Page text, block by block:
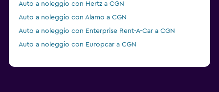
Auto a noleggio con Hertz a CGN
Auto a noleggio con Alamo a CGN
Auto a noleggio con Enterprise Rent-A-Car a CGN
Auto a noleggio con Europcar a CGN